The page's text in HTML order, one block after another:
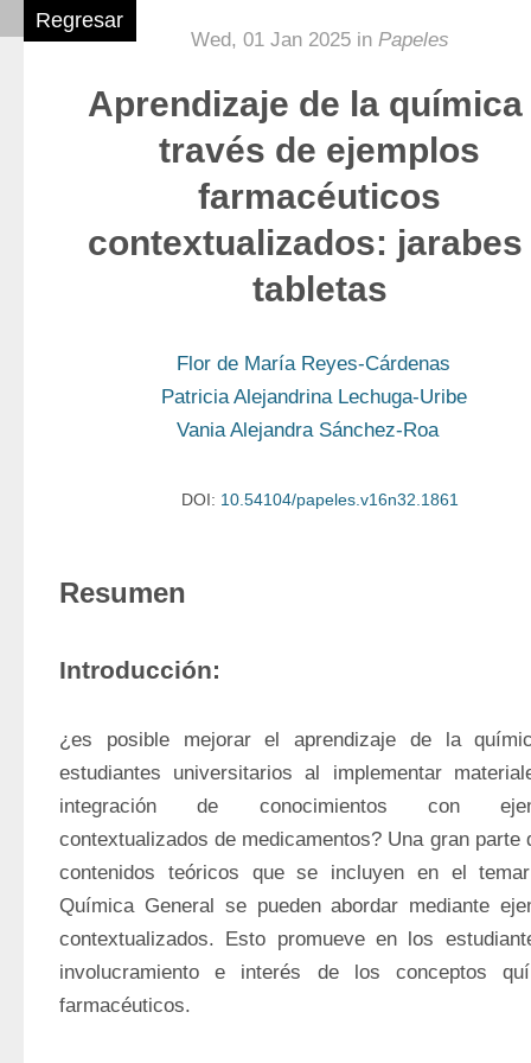
Wed, 01 Jan 2025 in Papeles
Aprendizaje de la química
través de ejemplos
farmacéuticos
contextualizados: jarabes
tabletas
Flor de María Reyes-Cárdenas
Patricia Alejandrina Lechuga-Uribe
Vania Alejandra Sánchez-Roa
DOI: 10.54104/papeles.v16n32.1861
Resumen
Introducción:
¿es posible mejorar el aprendizaje de la
estudiantes universitarios al implementar
integración de conocimientos con
contextualizados de medicamentos? Una gran parte
contenidos teóricos que se incluyen en el
Química General se pueden abordar mediante
contextualizados. Esto promueve en los
involucramiento e interés de los conceptos
farmacéuticos.
Regresar